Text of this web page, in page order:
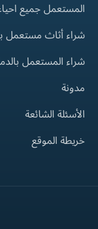
المستعمل جميع
شراء أثاث مستعمل
شراء المستعمل
مدونة
الأسئلة الشائعة
خريطة الموقع